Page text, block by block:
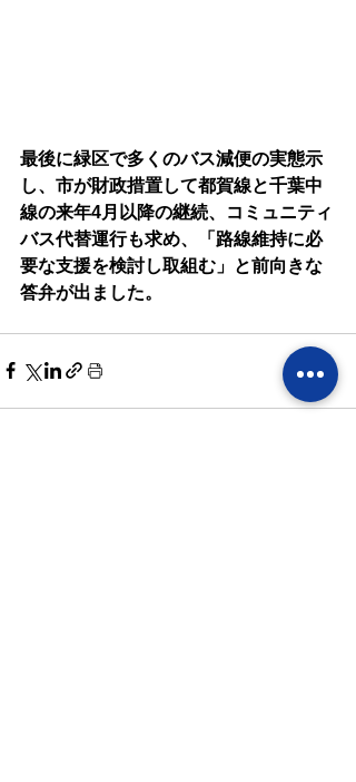
最後に緑区で多くのバス減便の実態示
し、市が財政措置して都賀線と千葉中
線の来年4月以降の継続、コミュニティ
バス代替運行も求め、「路線維持に必
要な支援を検討し取組む」と前向きな
答弁が出ました。